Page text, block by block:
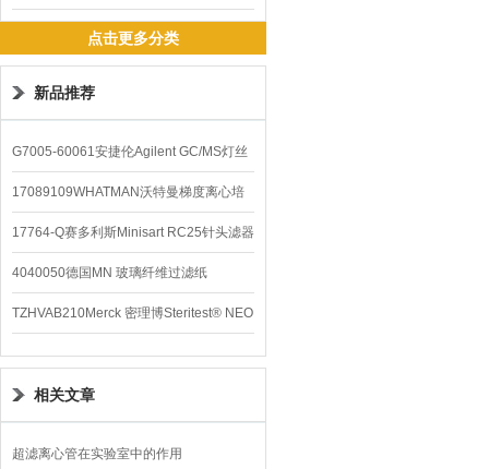
点击更多分类
新品推荐
G7005-60061安捷伦Agilent GC/MS灯丝
配件
17089109WHATMAN沃特曼梯度离心培
养基
17764-Q赛多利斯Minisart RC25针头滤器
4040050德国MN 玻璃纤维过滤纸
TZHVAB210Merck 密理博Steritest® NEO
设备
相关文章
超滤离心管在实验室中的作用